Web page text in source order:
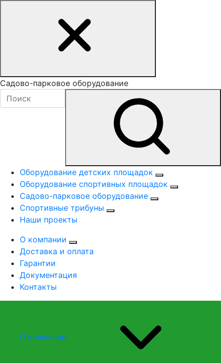
Садово-парковое оборудование
Оборудование детских площадок
Оборудование спортивных площадок
Садово-парковое оборудование
Спортивные трибуны
Наши проекты
О компании
Доставка и оплата
Гарантии
Документация
Контакты
О компании